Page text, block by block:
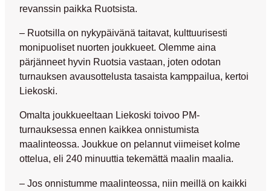
revanssin paikka Ruotsista.
– Ruotsilla on nykypäivänä taitavat, kulttuurisesti
monipuoliset nuorten joukkueet. Olemme aina
pärjänneet hyvin Ruotsia vastaan, joten odotan
turnauksen avausottelusta tasaista kamppailua, kertoi
Liekoski.
Omalta joukkueeltaan Liekoski toivoo PM-
turnauksessa ennen kaikkea onnistumista
maalinteossa. Joukkue on pelannut viimeiset kolme
ottelua, eli 240 minuuttia tekemättä maalin maalia.
– Jos onnistumme maalinteossa, niin meillä on kaikki